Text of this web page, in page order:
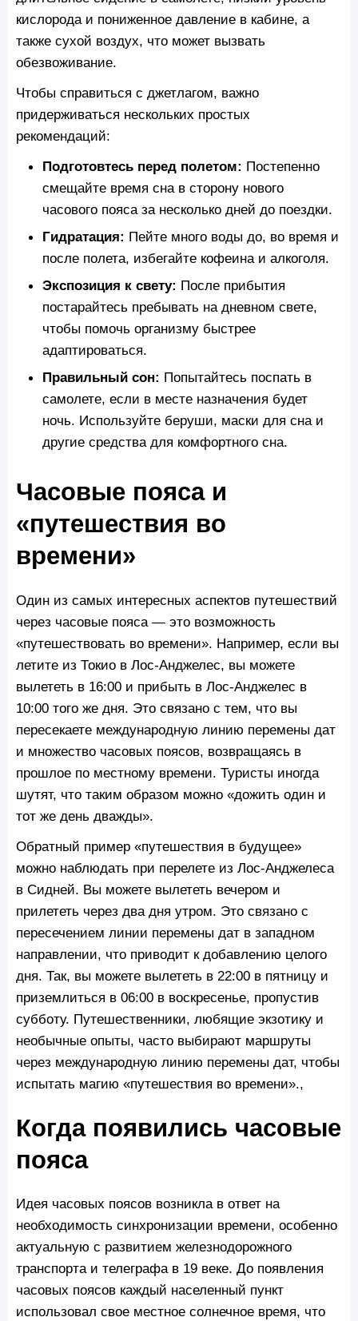
кислорода и пониженное давление в кабине, а
также сухой воздух, что может вызвать
обезвоживание.
Чтобы справиться с джетлагом, важно
придерживаться нескольких простых
рекомендаций:
Подготовтесь перед полетом: Постепенно
смещайте время сна в сторону нового
часового пояса за несколько дней до поездки.
Гидратация: Пейте много воды до, во время и
после полета, избегайте кофеина и алкоголя.
Экспозиция к свету: После прибытия
постарайтесь пребывать на дневном свете,
чтобы помочь организму быстрее
адаптироваться.
Правильный сон: Попытайтесь поспать в
самолете, если в месте назначения будет
ночь. Используйте беруши, маски для сна и
другие средства для комфортного сна​.
Часовые пояса и
«путешествия во
времени»
Один из самых интересных аспектов путешествий
через часовые пояса — это возможность
«путешествовать во времени». Например, если вы
летите из Токио в Лос-Анджелес, вы можете
вылететь в 16:00 и прибыть в Лос-Анджелес в
10:00 того же дня. Это связано с тем, что вы
пересекаете международную линию перемены дат
и множество часовых поясов, возвращаясь в
прошлое по местному времени. Туристы иногда
шутят, что таким образом можно «дожить один и
тот же день дважды».
Обратный пример «путешествия в будущее»
можно наблюдать при перелете из Лос-Анджелеса
в Сидней. Вы можете вылететь вечером и
прилететь через два дня утром. Это связано с
пересечением линии перемены дат в западном
направлении, что приводит к добавлению целого
дня. Так, вы можете вылететь в 22:00 в пятницу и
приземлиться в 06:00 в воскресенье, пропустив
субботу. Путешественники, любящие экзотику и
необычные опыты, часто выбирают маршруты
через международную линию перемены дат, чтобы
испытать магию «путешествия во времени».,
Когда появились часовые
пояса
Идея часовых поясов возникла в ответ на
необходимость синхронизации времени, особенно
актуальную с развитием железнодорожного
транспорта и телеграфа в 19 веке. До появления
часовых поясов каждый населенный пункт
использовал свое местное солнечное время, что